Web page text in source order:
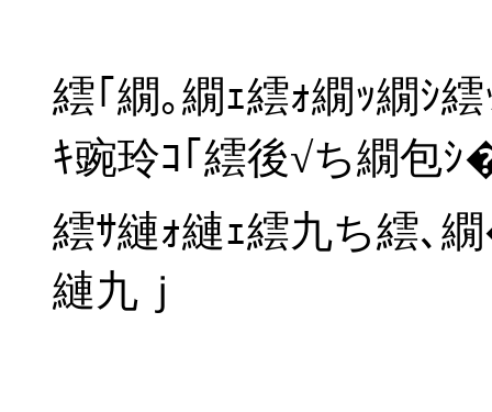
繧｢繝｡繝ｪ繧ｫ繝ｯ繝ｼ
ｷ豌玲ｺ｢繧後√ち繝包ｼ
繧ｻ縺ｫ縺ｪ繧九ち繧､
縺九ｊ